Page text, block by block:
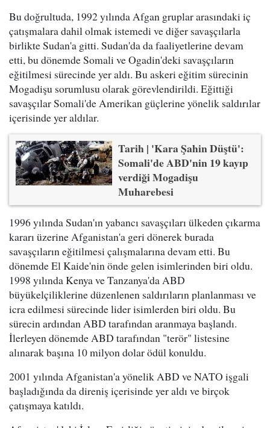
Bu doğrultuda, 1992 yılında Afgan gruplar arasındaki iç
çatışmalara dahil olmak istemedi ve diğer savaşçılarla
birlikte Sudan'a gitti. Sudan'da da faaliyetlerine devam
etti, bu dönemde Somali ve Ogadin'deki savaşçıların
eğitilmesi sürecinde yer aldı. Bu askeri eğitim sürecinin
Mogadişu sorumlusu olarak görevlendirildi. Eğittiği
savaşçılar Somali'de Amerikan güçlerine yönelik saldırılar
içerisinde yer aldılar.
Tarih | 'Kara Şahin Düştü':
Somali'de ABD'nin 19 kayıp
verdiği Mogadişu
Muharebesi
1996 yılında Sudan'ın yabancı savaşçıları ülkeden çıkarma
kararı üzerine Afganistan'a geri dönerek burada
savaşçıların eğitilmesi çalışmalarına devam etti. Bu
dönemde El Kaide'nin önde gelen isimlerinden biri oldu.
1998 yılında Kenya ve Tanzanya'da ABD
büyükelçiliklerine düzenlenen saldırıların planlanması ve
icra edilmesi sürecinde lider isimlerden biri oldu. Bu
sürecin ardından ABD tarafından aranmaya başlandı.
İlerleyen dönemde ABD tarafından "terör" listesine
alınarak başına 10 milyon dolar ödül konuldu.
2001 yılında Afganistan'a yönelik ABD ve NATO işgali
başladığında da direniş içerisinde yer aldı ve birçok
çatışmaya katıldı.